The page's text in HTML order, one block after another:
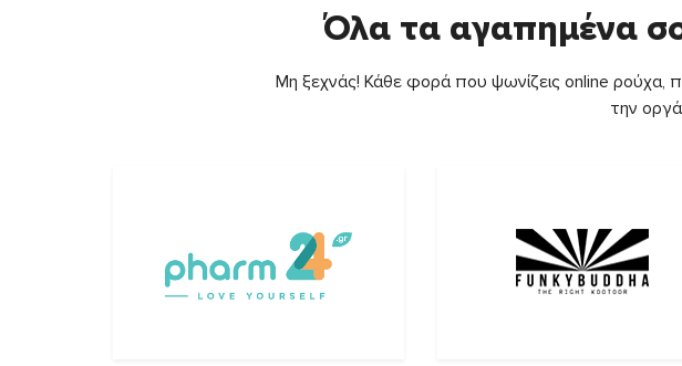
Όλα τα αγαπημένα
Μη ξεχνάς! Κάθε φορά που ψωνίζεις online ρούχα,
την